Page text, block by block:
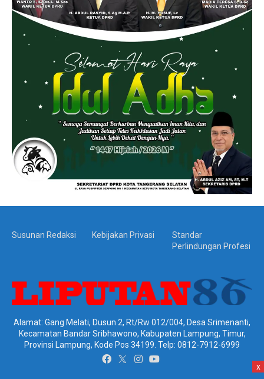
Susunan Redaksi Kebijakan Privasi
Standar
Perlindungan Profesi
Alamat: Gang Melati, Dusun 2, Rt/Rw 012/004, Desa Srimenanti,
Kecamatan Bandar Sribhawono, Kabupaten Lampung, Timur,
Provinsi Lampung, Kode Pos 34199. Telp: 0812-7912-6999
x